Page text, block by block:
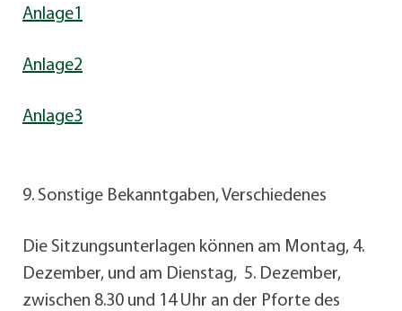
Anlage1
Anlage2
Anlage3
9. Sonstige Bekanntgaben, Verschiedenes
Die Sitzungsunterlagen können am Montag, 4.
Dezember, und am Dienstag, 5. Dezember,
zwischen 8.30 und 14 Uhr an der Pforte des